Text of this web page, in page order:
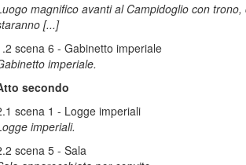
magnifico avanti al Campidoglio con
[...]
scena 6 - Gabinetto imperiale
imperiale.
secondo
scena 1 - Logge imperiali
imperiali.
scena 5 - Sala